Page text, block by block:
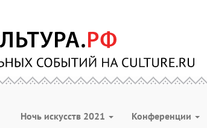
Ночь искусств 2021 Конференции